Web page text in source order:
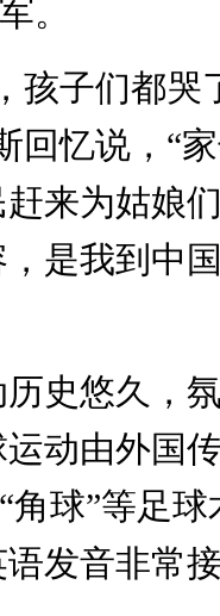
。
子们都哭
回忆说，“
来为姑娘
是我到中
史悠久，氛
动由外国
角球”等足
发音非常